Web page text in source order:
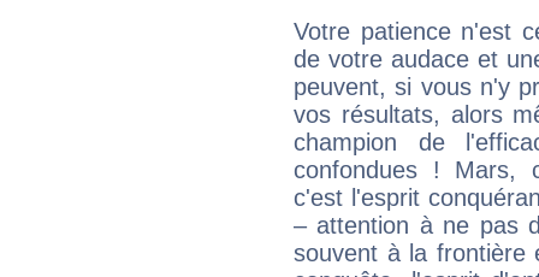
Votre patience n'est
de votre audace et
peuvent, si vous n'y
vos résultats, alors
champion de
confondues ! Mars,
c'est l'esprit
– attention à ne pas
souvent à la frontière